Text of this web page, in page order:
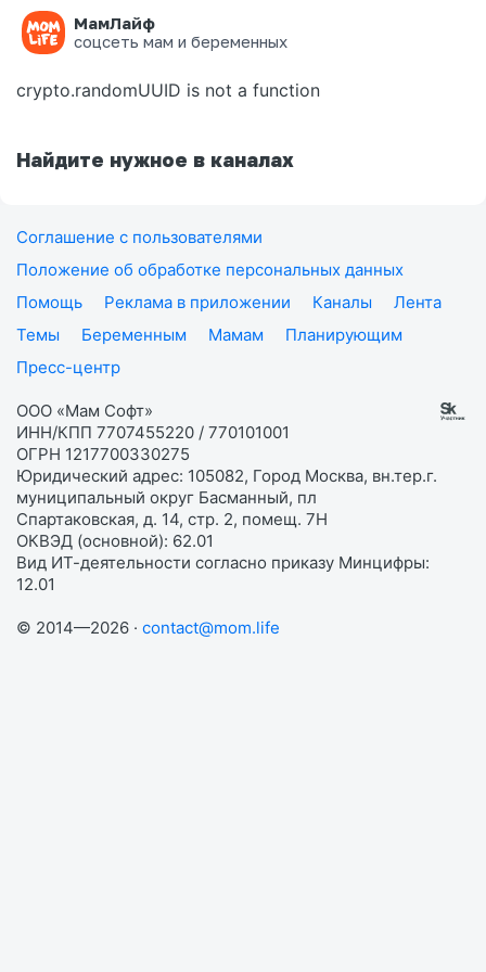
МамЛайф
соцсеть мам и беременных
Ошибка на странице
crypto.randomUUID is not a function
Найдите нужное в каналах
Соглашение с пользователями
Положение об обработке персональных данных
Помощь
Реклама в приложении Каналы
Лента
Темы
Беременным Мамам
Планирующим
Пресс-центр
ООО «Мам Софт»
ИНН/КПП 7707455220 / 770101001
ОГРН 1217700330275
Юридический адрес: 105082, Город Москва, вн.тер.г.
муниципальный округ Басманный, пл
Спартаковская, д. 14, стр. 2, помещ. 7Н
ОКВЭД (основной): 62.01
Вид ИТ-деятельности согласно приказу Минцифры:
12.01
© 2014—2026 · contact@mom.life